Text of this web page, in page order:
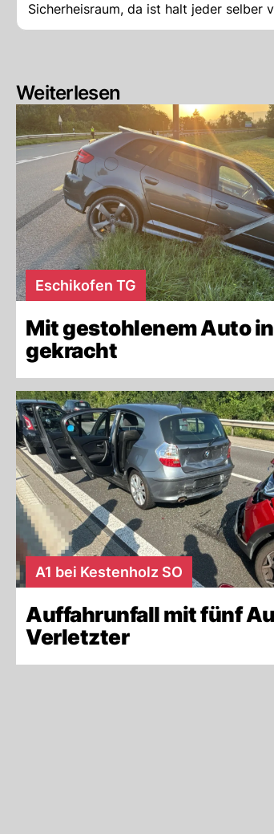
Sicherheisraum, da ist halt jeder selber
Weiterlesen
Eschikofen TG
Mit gestohlenem Auto
gekracht
A1 bei Kestenholz SO
Auffahrunfall mit fünf
Verletzter